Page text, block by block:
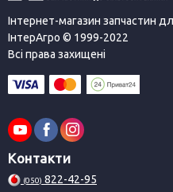
Інтернет-магазин запчастин
ІнтерАгро © 1999-2022
Всі права захищені
Контакти
(050) 822-42-95